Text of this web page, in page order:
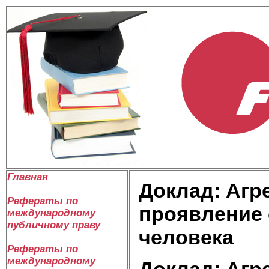
Главная
Рефераты по
международному
публичному праву
Рефераты по
международному
Доклад:
проявление
человека